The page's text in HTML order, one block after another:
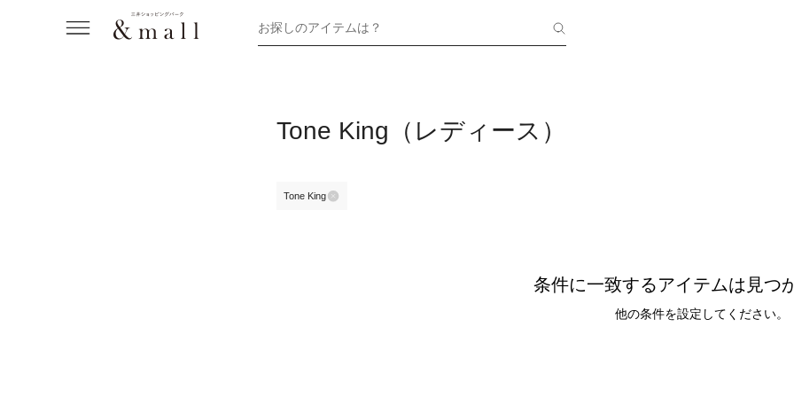
お探しのアイテムは？
Tone King（レディース）
Tone King
条件に一致するアイテムは見つ
他の条件を設定してください。